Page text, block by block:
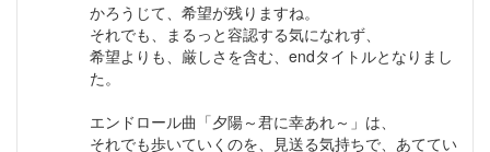
かろうじて、希望が残りますね。
それでも、まるっと容認する気になれず、
希望よりも、厳しさを含む、endタイトルとなりまし
た。
エンドロール曲「夕陽～君に幸あれ～」は、
それでも歩いていくのを、見送る気持ちで、あててい